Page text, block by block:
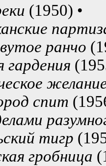
(1950) •
ранчо
гардения
спит
тигр
гробница